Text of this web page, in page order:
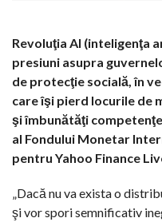
Revoluţia AI (inteligenţa
presiuni asupra
de protecţie socială, în
care îşi pierd locurile de
şi îmbunătăţi
al Fondului Monetar
pentru Yahoo Finance
„Dacă nu va exista o
şi vor spori semnificativ